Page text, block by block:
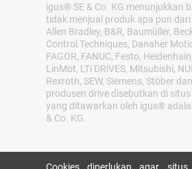
igus® SE & Co. KG menunjukkan
tidak menjual produk apa pun
Allen Bradley, B&R, Baumüller,
Control Techniques, Danaher
FAGOR, FANUC, Festo,
LinMot, LTi DRiVES, Mitsubishi,
Rexroth, SEW, Siemens, Stöber
produsen drive disebutkan di
yang ditawarkan oleh igus®
& Co. KG.
Cookies diperlukan agar